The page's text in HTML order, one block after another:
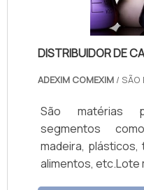
DISTRIBUIDOR DE
ADEXIM COMEXIM / SÃO
São matérias
segmentos
madeira, plásticos,
alimentos, etc.Lote